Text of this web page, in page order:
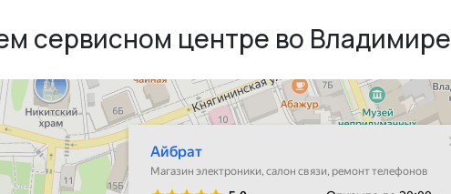
сервисном центре во Владимире